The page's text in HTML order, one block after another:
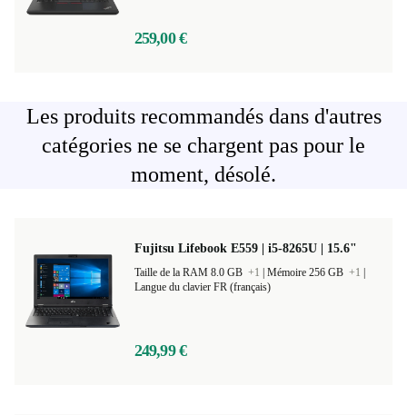
259,00 €
Les produits recommandés dans d'autres
catégories ne se chargent pas pour le
moment, désolé.
Fujitsu Lifebook E559 | i5-8265U | 15.6"
Taille de la RAM 8.0 GB +1 Mémoire 256 GB +1
Langue du clavier FR (français)
249,99 €